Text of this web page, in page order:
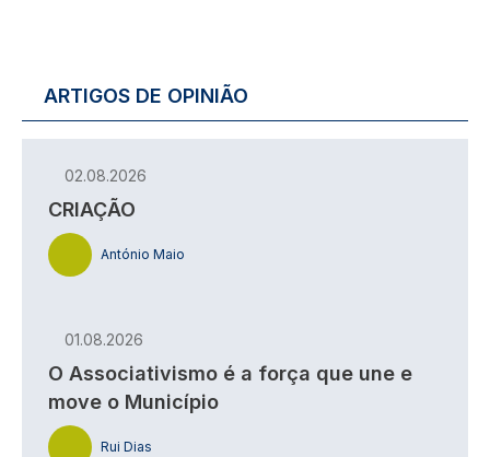
ARTIGOS DE OPINIÃO
02.08.2026
CRIAÇÃO
António Maio
01.08.2026
O Associativismo é a força que une e
move o Município
Rui Dias